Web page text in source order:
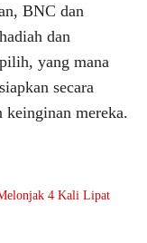
BNC dan
dan
yang mana
secara
keinginan mereka.
4 Kali Lipat